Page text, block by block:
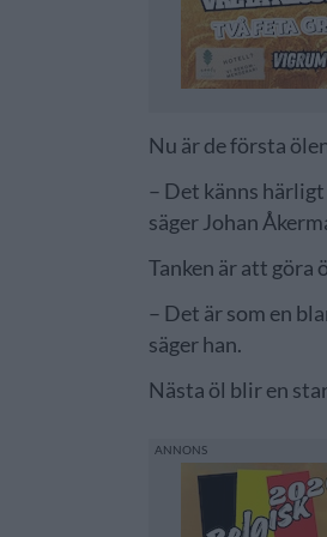
Nu är de första
– Det känns
säger Johan
Tanken är att göra
– Det är som en
säger han.
Nästa öl blir en